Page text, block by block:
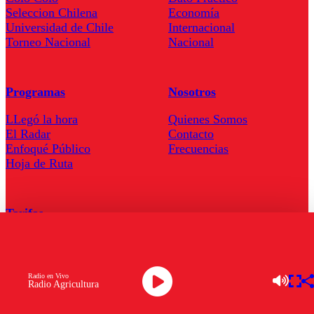
Radio Agricultura
Radio en Vivo
Seleccion Chilena
Universidad de Chile
Torneo Nacional
Economía
Internacional
Nacional
Programas
LLegó la hora
El Radar
Enfoqué Público
Hoja de Ruta
Nosotros
Quienes Somos
Contacto
Frecuencias
Tarifas